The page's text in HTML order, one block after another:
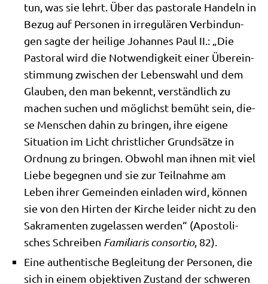
tun, was sie lehrt. Über das pasto­ra­le Han­deln in
Bezug auf Per­so­nen in irre­gu­lä­ren Ver­bin­dun­
gen sag­te der hei­li­ge Johan­nes Paul II.: „Die
Pasto­ral wird die Not­wen­dig­keit einer Über­ein­
stim­mung zwi­schen der Lebens­wahl und dem
Glau­ben, den man bekennt, ver­ständ­lich zu
machen suchen und mög­lichst bemüht sein, die­
se Men­schen dahin zu brin­gen, ihre eige­ne
Situa­ti­on im Licht christ­li­cher Grund­sät­ze in
Ord­nung zu brin­gen. Obwohl man ihnen mit viel
Lie­be begeg­nen und sie zur Teil­nah­me am
Leben ihrer Gemein­den ein­la­den wird, kön­nen
sie von den Hir­ten der Kir­che lei­der nicht zu den
Sakra­men­ten zuge­las­sen wer­den“ (Apo­sto­li­
sches Schrei­ben Fami­lia­ris con­sor­tio, 82).
Eine authen­ti­sche Beglei­tung der Per­so­nen, die
sich in einem objek­ti­ven Zustand der schwe­ren